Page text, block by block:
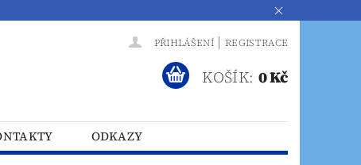
PŘIHLÁŠENÍ | REGISTRACE
KOŠÍK: 0 Kč
ODKAZY